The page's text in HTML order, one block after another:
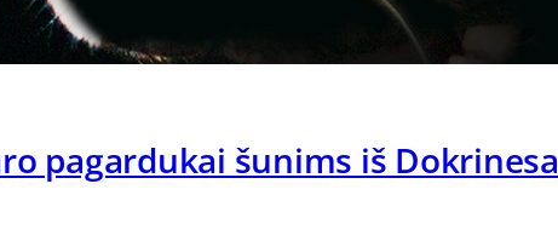
pagardukai šunims iš Dokrinesa